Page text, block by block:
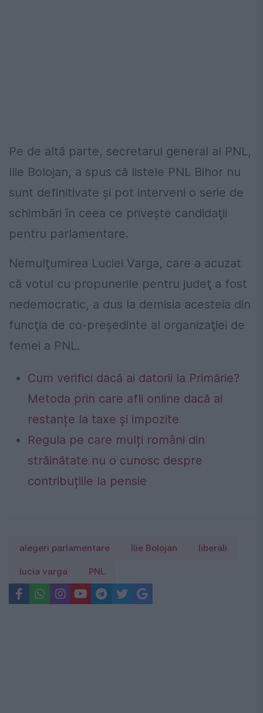
Pe de altă parte, secretarul general al PNL,
Ilie Bolojan, a spus că listele PNL Bihor nu
sunt definitivate şi pot interveni o serie de
schimbări în ceea ce priveşte candidaţii
pentru parlamentare.
Nemulţumirea Luciei Varga, care a acuzat
că votul cu propunerile pentru judeţ a fost
nedemocratic, a dus la demisia acesteia din
funcţia de co-preşedinte al organizaţiei de
femei a PNL.
Cum verifici dacă ai datorii la Primărie?
Metoda prin care afli online dacă ai
restanțe la taxe și impozite
Regula pe care mulți români din
străinătate nu o cunosc despre
contribuțiile la pensie
alegeri parlamentare Ilie Bolojan liberali
lucia varga PNL